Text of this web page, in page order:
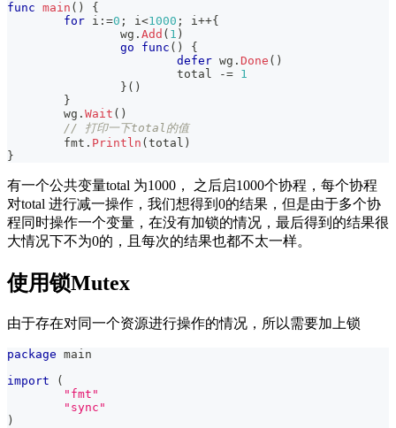
func main ( )
{
for i :=0 ; i<1000 ; i++{
		wg
. Add ( 1 )
go
func ( )
{
defer wg . Done ( )
			total
-= 1
} ( )
}
	wg
. Wait ( )
// 打印一下total的值
	fmt
. Println ( total )
}
有一个公共变量total 为1000， 之后启1000个协程，每个协程
对total 进行减一操作，我们想得到0的结果，但是由于多个协
程同时操作一个变量，在没有加锁的情况，最后得到的结果很
大情况下不为0的，且每次的结果也都不太一样。
使用锁Mutex
由于存在对同一个资源进行操作的情况，所以需要加上锁
package main
import
(
"fmt"
"sync"
)